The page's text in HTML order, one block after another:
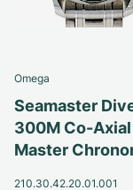
Omega
Seamaster
300M Co-Axial
Master
210.30.42.20.01.001